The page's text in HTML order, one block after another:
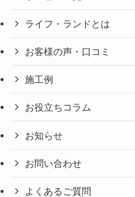
ライフ・ランドとは
お客様の声・口コミ
施工例
お役立ちコラム
お知らせ
お問い合わせ
よくあるご質問